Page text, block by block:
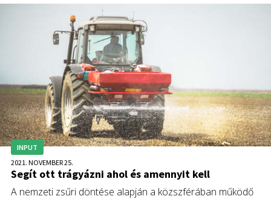
INPUT
2021. NOVEMBER 25.
Segít ott trágyázni ahol és amennyit kell
A nemzeti zsűri döntése alapján a közszférában működő